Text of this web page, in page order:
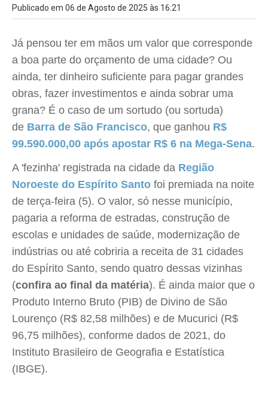
Publicado em 06 de Agosto de 2025 às 16:21
Já pensou ter em mãos um valor que corresponde
a boa parte do orçamento de uma cidade? Ou
ainda, ter dinheiro suficiente para pagar grandes
obras, fazer investimentos e ainda sobrar uma
grana? É o caso de um sortudo (ou sortuda)
de Barra de São Francisco, que ganhou R$
99.590.000,00 após apostar R$ 6 na Mega-Sena.
A 'fezinha' registrada na cidade da Região
Noroeste do Espírito Santo foi premiada na noite
de terça-feira (5). O valor, só nesse município,
pagaria a reforma de estradas, construção de
escolas e unidades de saúde, modernização de
indústrias ou até cobriria a receita de 31 cidades
do Espírito Santo, sendo quatro dessas vizinhas
(confira ao final da matéria). É ainda maior que o
Produto Interno Bruto (PIB) de Divino de São
Lourenço (R$ 82,58 milhões) e de Mucurici (R$
96,75 milhões), conforme dados de 2021, do
Instituto Brasileiro de Geografia e Estatística
(IBGE).